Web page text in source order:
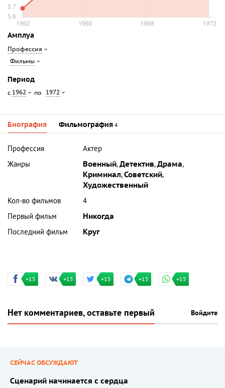
Амплуа
Профессия
Фильмы
Период
с 1962 по 1972
Биография Фильмография 4
Профессия
Актер
Жанры
Военный,Детектив,Драма,
Криминал,Советский,
Художественный
Кол-во фильмов
4
Первый фильм
Никогда
Последний фильм
Круг
+15 +15 +15 +15 +15
Нет комментариев, оставьте первый Войдите
СЕЙЧАС ОБСУЖДАЮТ
Сценарий начинается с сердца